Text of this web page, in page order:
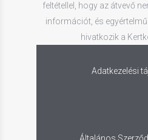
feltétellel, hogy az átvevő
információt, és
hivatkozik a
Adatkezelési